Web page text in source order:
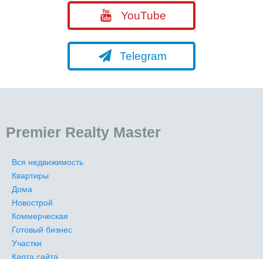
YouTube
Telegram
Premier Realty Master
Вся недвижимость
Квартиры
Дома
Новострой
Коммерческая
Готовый бизнес
Участки
Карта сайта